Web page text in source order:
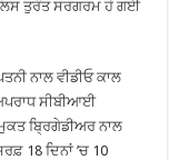
ਤੁਰੰਤ ਸਰਗਰਮ ਹੋ ਗਈ
ਨਾਲ ਵੀਡੀਓ ਕਾਲ
ਸੀਬੀਆਈ
ਬ੍ਰਿਗੇਡੀਅਰ ਨਾਲ
18 ਦਿਨਾਂ ’ਚ 10